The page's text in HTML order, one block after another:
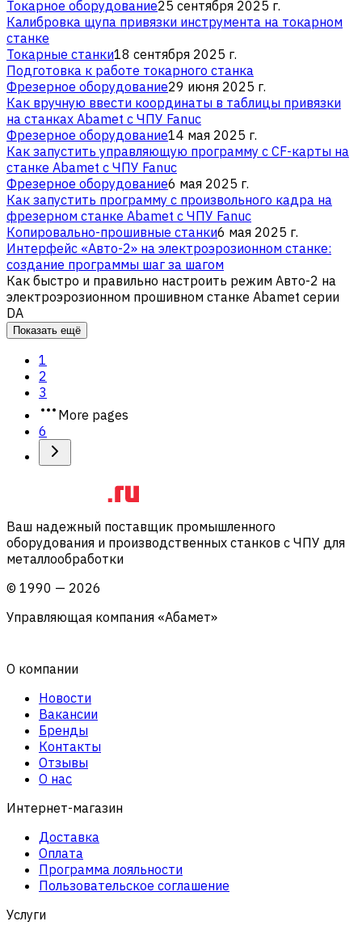
Токарное оборудование25 сентября 2025 г.
Калибровка щупа привязки инструмента на токарном
станке
Токарные станки18 сентября 2025 г.
Подготовка к работе токарного станка
Фрезерное оборудование29 июня 2025 г.
Как вручную ввести координаты в таблицы привязки
на станках Abamet с ЧПУ Fanuc
Фрезерное оборудование14 мая 2025 г.
Как запустить управляющую программу с CF-карты на
станке Abamet с ЧПУ Fanuc
Фрезерное оборудование6 мая 2025 г.
Как запустить программу с произвольного кадра на
фрезерном станке Abamet с ЧПУ Fanuc
Копировально-прошивные станки6 мая 2025 г.
Интерфейс «Авто-2» на электроэрозионном станке:
создание программы шаг за шагом
Как быстро и правильно настроить режим Авто-2 на
электроэрозионном прошивном станке Abamet серии
DA
Показать ещё
1
2
3
More pages
6
Ваш надежный поставщик промышленного
оборудования и производственных станков с ЧПУ для
металлообработки
© 1990 — 2026
Управляющая компания «Абамет»
О компании
Новости
Вакансии
Бренды
Контакты
Отзывы
О нас
Интернет-магазин
Доставка
Оплата
Программа лояльности
Пользовательское соглашение
Услуги